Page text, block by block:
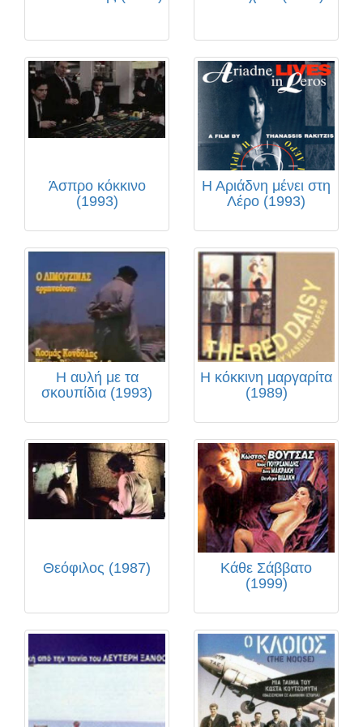
Άσπρο κόκκινο
(1993)
Η Αριάδνη μένει στη
Λέρο (1993)
Η αυλή με τα
σκουπίδια (1993)
Η κόκκινη μαργαρίτα
(1989)
Θεόφιλος (1987)
Κάθε Σάββατο
(1999)